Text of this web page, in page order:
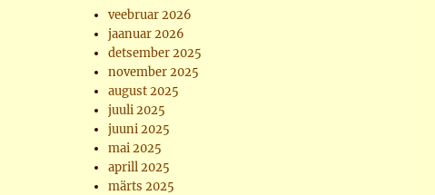
veebruar 2026
jaanuar 2026
detsember 2025
november 2025
august 2025
juuli 2025
juuni 2025
mai 2025
aprill 2025
märts 2025